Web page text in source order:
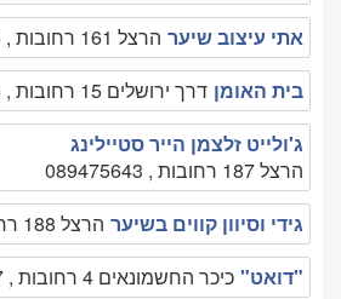
אתי עיצוב שיער הרצל 161 רחובות , 089453185
בית האומן דרך ירושלים 15 רחובות , 089356006
ג'ולייט זלצמן הייר סטיילינג
הרצל 187 רחובות , 089475643
גידי וסיוון קווים בשיער הרצל 188 רחובות , 089366113
"דואט" כיכר החשמונאים 4 רחובות , 089457017